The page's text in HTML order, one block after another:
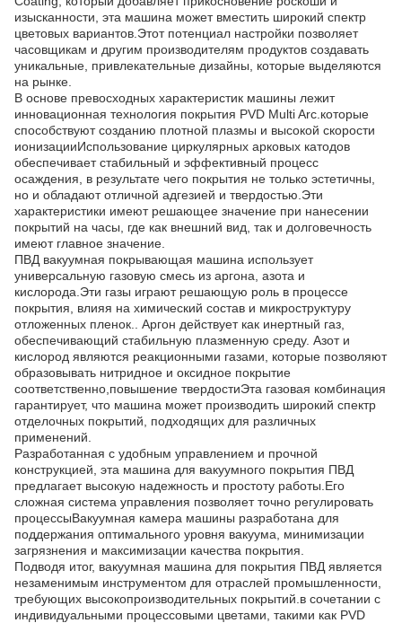
изысканности, эта машина может вместить широкий спектр
цветовых вариантов.Этот потенциал настройки позволяет
часовщикам и другим производителям продуктов создавать
уникальные, привлекательные дизайны, которые выделяются
на рынке.
В основе превосходных характеристик машины лежит
инновационная технология покрытия PVD Multi Arc.которые
способствуют созданию плотной плазмы и высокой скорости
ионизацииИспользование циркулярных арковых катодов
обеспечивает стабильный и эффективный процесс
осаждения, в результате чего покрытия не только эстетичны,
но и обладают отличной адгезией и твердостью.Эти
характеристики имеют решающее значение при нанесении
покрытий на часы, где как внешний вид, так и долговечность
имеют главное значение.
ПВД вакуумная покрывающая машина использует
универсальную газовую смесь из аргона, азота и
кислорода.Эти газы играют решающую роль в процессе
покрытия, влияя на химический состав и микроструктуру
отложенных пленок.. Аргон действует как инертный газ,
обеспечивающий стабильную плазменную среду. Азот и
кислород являются реакционными газами, которые позволяют
образовывать нитридное и оксидное покрытие
соответственно,повышение твердостиЭта газовая комбинация
гарантирует, что машина может производить широкий спектр
отделочных покрытий, подходящих для различных
применений.
Разработанная с удобным управлением и прочной
конструкцией, эта машина для вакуумного покрытия ПВД
предлагает высокую надежность и простоту работы.Его
сложная система управления позволяет точно регулировать
процессыВакуумная камера машины разработана для
поддержания оптимального уровня вакуума, минимизации
загрязнения и максимизации качества покрытия.
Подводя итог, вакуумная машина для покрытия ПВД является
незаменимым инструментом для отраслей промышленности,
требующих высокопроизводительных покрытий.в сочетании с
индивидуальными процессовыми цветами, такими как PVD